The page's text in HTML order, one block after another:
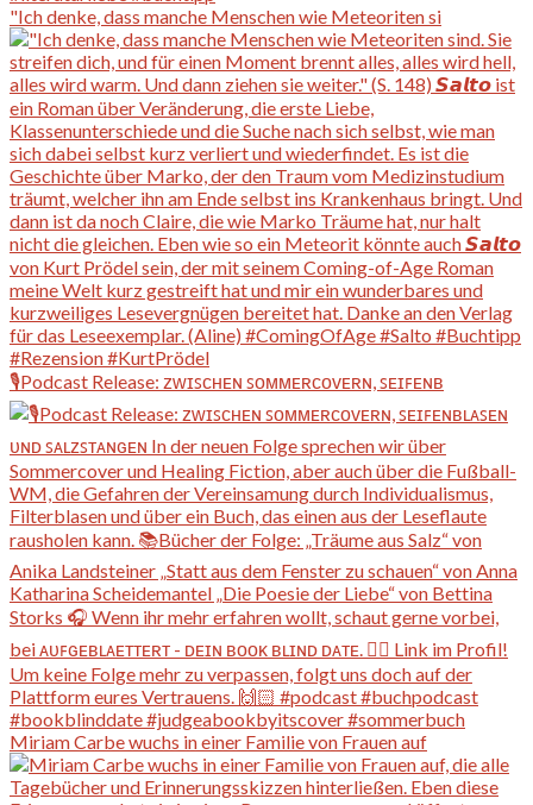
"Ich denke, dass manche Menschen wie Meteoriten si
🎙️Podcast Release: ᴢᴡɪꜱᴄʜᴇɴ ꜱᴏᴍᴍᴇʀᴄᴏᴠᴇʀɴ, ꜱᴇɪꜰᴇɴʙ
Miriam Carbe wuchs in einer Familie von Frauen auf